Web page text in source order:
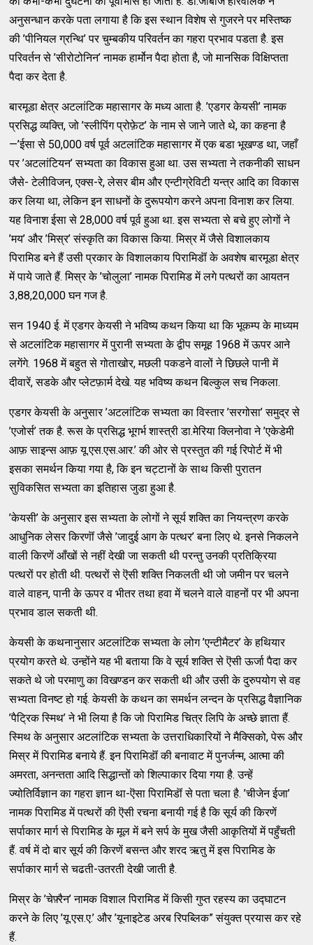
अनुसन्धान करके पता लगाया है कि इस स्थान विशेष से गुजरने पर मस्तिष्क
की ’पीनियल ग्रन्थि’ पर चुम्बकीय परिवर्तन का गहरा प्रभाव पडता है. इस
परिवर्तन से ’सीरोटोनिन’ नामक हार्मोन पैदा होता है, जो मानसिक विक्षिप्तता
पैदा कर देता है.
बारमूडा क्षेत्र अटलांटिक महासागर के मध्य आता है. ’एडगर केयसी’ नामक
प्रसिद्ध व्यक्ति, जो ’स्लीपिंग प्रोफ़ेट’ के नाम से जाने जाते थे, का कहना है
—’ईसा से 50,000 वर्ष पूर्व अटलांटिक महासागर में एक बडा भूखण्ड था, जहाँ
पर ’अटलांटियन’ सभ्यता का विकास हुआ था. उस सभ्यता ने तकनीकी साधन
जैसे- टेलीविजन, एक्स-रे, लेसर बीम और एन्टीग्रेविटी यन्त्र आदि का विकास
कर लिया था, लेकिन इन साधनों के दुरूपयोग करने अपना विनाश कर लिया.
यह विनाश ईसा से 28,000 वर्ष पूर्व हुआ था. इस सभ्यता से बचे हुए लोगों ने
’मय’ और ’मिस्र’ संस्कृति का विकास किया. मिस्र में जैसे विशालकाय
पिरामिड बने हैं उसी प्रकार के विशालकाय पिरामिडॊं के अवशेष बारमूडा क्षेत्र
में पाये जाते हैं. मिस्र के ’चोलुला’ नामक पिरामिड में लगे पत्थरों का आयतन
3,88,20,000 घन गज है.
सन 1940 ई. में एडगर केयसी ने भविष्य कथन किया था कि भूकम्प के माध्यम
से अटलांटिक महासागर में पुरानी सभ्यता के द्वीप समूह 1968 में ऊपर आने
लगेंगे. 1968 में बहुत से गोताखोर, मछली पकडने वालों ने छिछले पानी में
दीवारें, सडके और प्लेटफ़ार्म देखे. यह भविष्य कथन बिल्कुल सच निकला.
एडगर केयसी के अनुसार ’अटलांटिक सभ्यता का विस्तार ’सरगोसा’ समुद्र से
’एजोर्स’ तक है. रूस के प्रसिद्ध भूगर्भ शास्त्री डा.मेरिया क्लिनोवा ने ’एकेडेमी
आफ़ साइन्स आफ़ यू.एस.एस.आर.’ की ओर से प्रस्तुत की गई रिपोर्ट में भी
इसका समर्थन किया गया है, कि इन चट्टानों के साथ किसी पुरातन
सुविकसित सभ्यता का इतिहास जुडा हुआ है.
’केयसी’ के अनुसार इस सभ्यता के लोगों ने सूर्य शक्ति का नियन्त्रण करके
आधुनिक लेसर किरणॊं जैसे ’जादुई आग के पत्थर’ बना लिए थे. इनसे निकलने
वाली किरणें आँखों से नहीं देखी जा सकती थी परन्तु उनकी प्रतिक्रिया
पत्थरों पर होती थी. पत्थरों से ऎसी शक्ति निकलती थी जो जमीन पर चलने
वाले वाहन, पानी के ऊपर व भीतर तथा हवा में चलने वाले वाहनों पर भी अपना
प्रभाव डाल सकती थी.
केयसी के कथनानुसार अटलांटिक सभ्यता के लोग ’एन्टीमैटर’ के हथियार
प्रयोग करते थे. उन्होंने यह भी बताया कि वे सूर्य शक्ति से ऎसी ऊर्जा पैदा कर
सकते थे जो परमाणु का विखण्डन कर सकती थी और उसी के दुरुपयोग से वह
सभ्यता विनष्ट हो गई. केयसी के कथन का समर्थन लन्दन के प्रसिद्ध वैज्ञानिक
’पैट्रिक स्मिथ’ ने भी लिया है कि जो पिरामिड चित्र लिपि के अच्छे ज्ञाता हैं.
स्मिथ के अनुसार अटलांटिक सभ्यता के उत्तराधिकारियों ने मैक्सिको, पेरू और
मिस्र में पिरामिड बनाये हैं. इन पिरामिडॊं की बनावाट में पुनर्जन्म, आत्मा की
अमरता, अनन्तता आदि सिद्धान्तों को शिल्पाकार दिया गया है. उन्हें
ज्योतिर्विज्ञान का गहरा ज्ञान था-ऎसा पिरामिडॊं से पता चला है. ’चीजेन ईजा’
नामक पिरामिड में पत्थरों की ऎसी रचना बनायी गई है कि सूर्य की किरणें
सर्पाकार मार्ग से पिरामिड के मूल में बने सर्प के मुख जैसी आकृतियों में पहुँचती
हैं. वर्ष में दो बार सूर्य की किरणें बसन्त और शरद ऋतु में इस पिरामिड के
सर्पाकार मार्ग से चढती-उतरती देखी जाती है.
मिस्र के ’चेफ़्रैन’ नामक विशाल पिरामिड में किसी गुप्त रहस्य का उद्घाटन
करने के लिए ’यू.एस.ए.’ और ’यूनाइटेड अरब रिपब्लिक” संयुक्त प्रयास कर रहे
हैं.